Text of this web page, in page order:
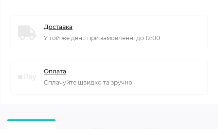
Доставка
У той же день при замовленні до 12:00
Оплата
Сплачуйте швидко та зручно